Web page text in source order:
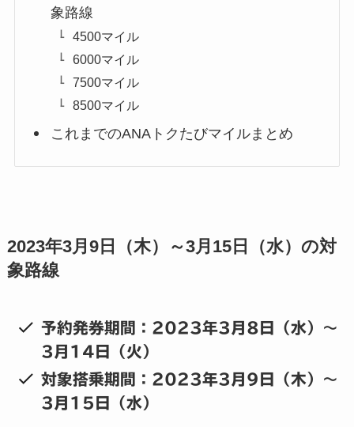
象路線
4500マイル
6000マイル
7500マイル
8500マイル
これまでのANAトクたびマイルまとめ
2023年3月9日（木）～3月15日（水）の対
象路線
予約発券期間：2023年3月8日（水）～
3月14日（火）
対象搭乗期間：2023年3月9日（木）～
3月15日（水）